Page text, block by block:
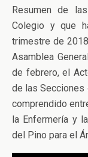
Resumen de
Colegio y que
trimestre de
Asamblea
de febrero, el
de las Secciones
comprendido
la Enfermería y
del Pino para el